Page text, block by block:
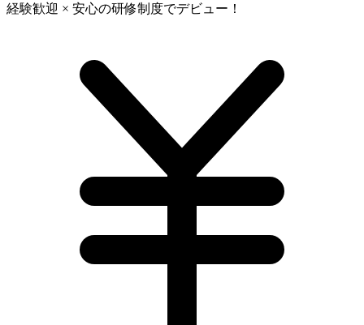
経験歓迎 × 安心の研修制度でデビュー！